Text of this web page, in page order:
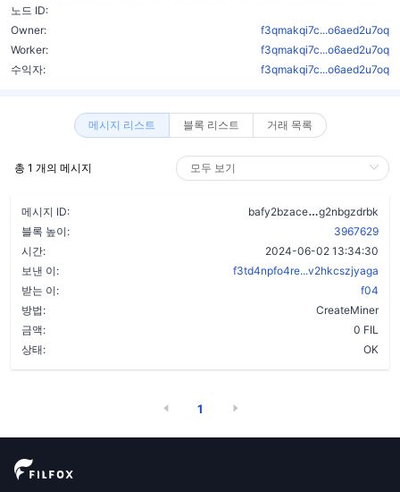
노드 ID:
Owner:
f3qmakqi7c...o6aed2u7oq
Worker:
f3qmakqi7c...o6aed2u7oq
수익자:
f3qmakqi7c...o6aed2u7oq
메시지 리스트 블록 리스트 거래 목록
총 1 개의 메시지
메시지 ID: bafy2bzace
g2nbgzdrbk
블록 높이:
3967629
시간:
2024-06-02 13:34:30
보낸 이:
f3td4npfo4re...v2hkcszjyaga
받는 이:
f04
방법:
CreateMiner
금액:
0 FIL
상태:
OK
1